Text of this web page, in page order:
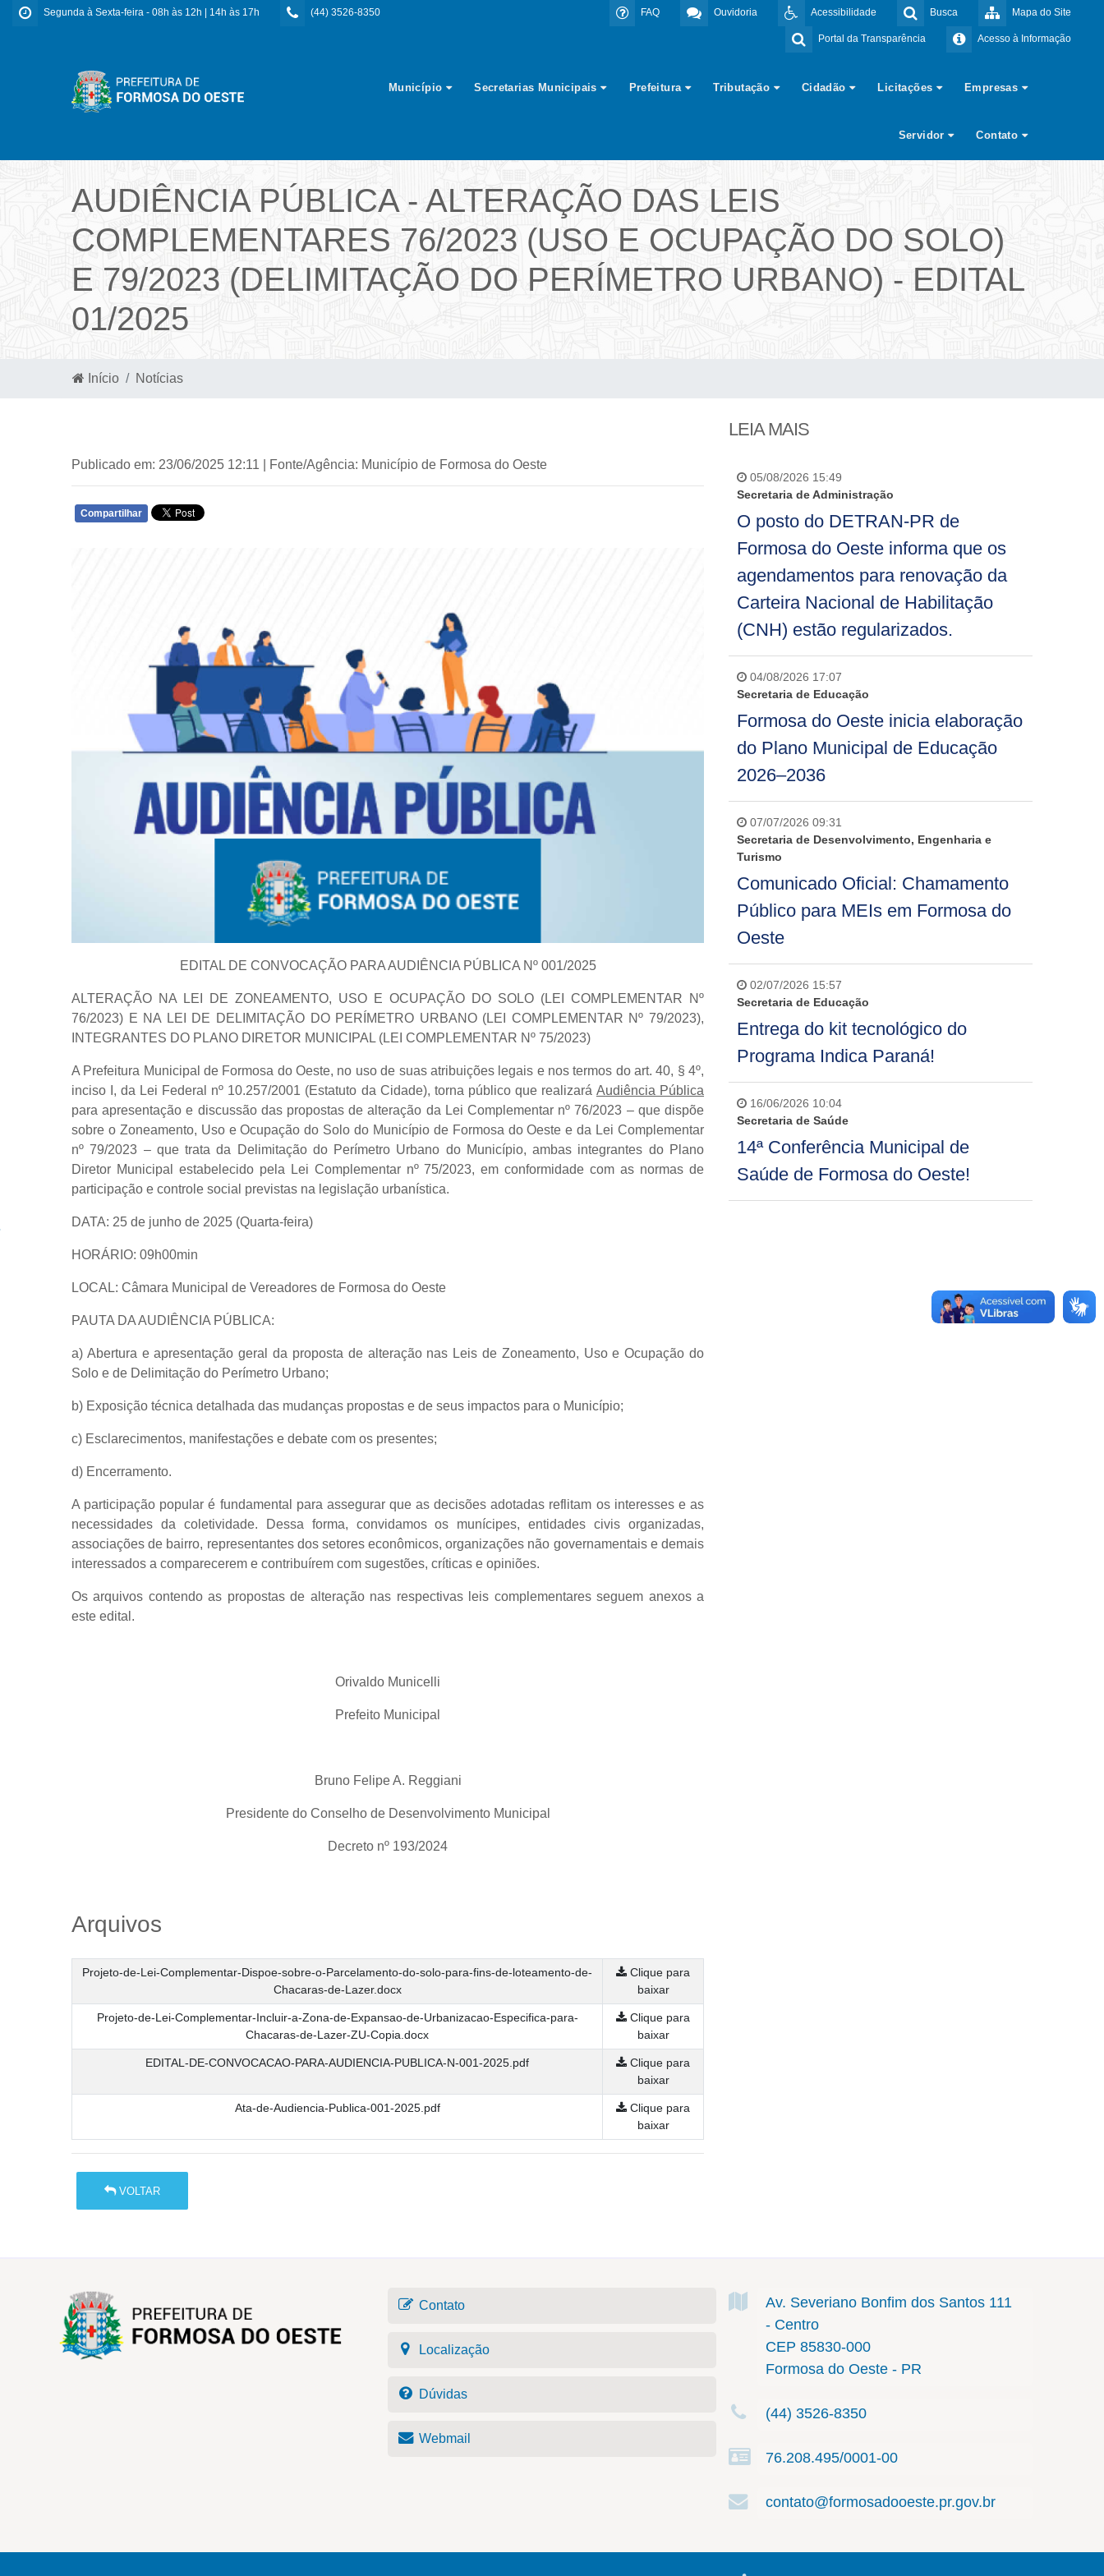
Segunda à Sexta-feira - 08h às 12h | 14h às 17h (44) 3526-8350 Mapa do Site
Busca
Acessibilidade
Ouvidoria
FAQ
Acesso à Informação
Portal da Transparência
Município Secretarias Municipais Prefeitura Tributação Cidadão Licitações Empresas
Servidor Contato
AUDIÊNCIA PÚBLICA - ALTERAÇÃO DAS LEIS
COMPLEMENTARES 76/2023 (USO E OCUPAÇÃO DO SOLO)
E 79/2023 (DELIMITAÇÃO DO PERÍMETRO URBANO) - EDITAL
01/2025
Início Notícias
Publicado em: 23/06/2025 12:11 | Fonte/Agência: Município de Formosa do Oeste
Compartilhar
EDITAL DE CONVOCAÇÃO PARA AUDIÊNCIA PÚBLICA Nº 001/2025
ALTERAÇÃO NA LEI DE ZONEAMENTO, USO E OCUPAÇÃO DO SOLO (LEI COMPLEMENTAR Nº
76/2023) E NA LEI DE DELIMITAÇÃO DO PERÍMETRO URBANO (LEI COMPLEMENTAR Nº 79/2023),
INTEGRANTES DO PLANO DIRETOR MUNICIPAL (LEI COMPLEMENTAR Nº 75/2023)
A Prefeitura Municipal de Formosa do Oeste, no uso de suas atribuições legais e nos termos do art. 40, § 4º,
inciso I, da Lei Federal nº 10.257/2001 (Estatuto da Cidade), torna público que realizará Audiência Pública
para apresentação e discussão das propostas de alteração da Lei Complementar nº 76/2023 – que dispõe
sobre o Zoneamento, Uso e Ocupação do Solo do Município de Formosa do Oeste e da Lei Complementar
nº 79/2023 – que trata da Delimitação do Perímetro Urbano do Município, ambas integrantes do Plano
Diretor Municipal estabelecido pela Lei Complementar nº 75/2023, em conformidade com as normas de
participação e controle social previstas na legislação urbanística.
DATA: 25 de junho de 2025 (Quarta-feira)
HORÁRIO: 09h00min
LOCAL: Câmara Municipal de Vereadores de Formosa do Oeste
PAUTA DA AUDIÊNCIA PÚBLICA:
a) Abertura e apresentação geral da proposta de alteração nas Leis de Zoneamento, Uso e Ocupação do
Solo e de Delimitação do Perímetro Urbano;
b) Exposição técnica detalhada das mudanças propostas e de seus impactos para o Município;
c) Esclarecimentos, manifestações e debate com os presentes;
d) Encerramento.
A participação popular é fundamental para assegurar que as decisões adotadas reflitam os interesses e as
necessidades da coletividade. Dessa forma, convidamos os munícipes, entidades civis organizadas,
associações de bairro, representantes dos setores econômicos, organizações não governamentais e demais
interessados a comparecerem e contribuírem com sugestões, críticas e opiniões.
Os arquivos contendo as propostas de alteração nas respectivas leis complementares seguem anexos a
este edital.
Orivaldo Municelli
Prefeito Municipal
Bruno Felipe A. Reggiani
Presidente do Conselho de Desenvolvimento Municipal
Decreto nº 193/2024
Arquivos
Projeto-de-Lei-Complementar-Dispoe-sobre-o-Parcelamento-do-solo-para-fins-de-loteamento-de-
Chacaras-de-Lazer.docx
Clique para
baixar
Projeto-de-Lei-Complementar-Incluir-a-Zona-de-Expansao-de-Urbanizacao-Especifica-para-
Chacaras-de-Lazer-ZU-Copia.docx
Clique para
baixar
EDITAL-DE-CONVOCACAO-PARA-AUDIENCIA-PUBLICA-N-001-2025.pdf
Clique para
baixar
Ata-de-Audiencia-Publica-001-2025.pdf
Clique para
baixar
VOLTAR
LEIA MAIS
05/08/2026 15:49
Secretaria de Administração
O posto do DETRAN-PR de
Formosa do Oeste informa que os
agendamentos para renovação da
Carteira Nacional de Habilitação
(CNH) estão regularizados.
04/08/2026 17:07
Secretaria de Educação
Formosa do Oeste inicia elaboração
do Plano Municipal de Educação
2026–2036
07/07/2026 09:31
Secretaria de Desenvolvimento, Engenharia e
Turismo
Comunicado Oficial: Chamamento
Público para MEIs em Formosa do
Oeste
02/07/2026 15:57
Secretaria de Educação
Entrega do kit tecnológico do
Programa Indica Paraná!
16/06/2026 10:04
Secretaria de Saúde
14ª Conferência Municipal de
Saúde de Formosa do Oeste!
Contato
Localização
Dúvidas
Webmail
Av. Severiano Bonfim dos Santos 111
- Centro
CEP 85830-000
Formosa do Oeste - PR
(44) 3526-8350
76.208.495/0001-00
contato@formosadooeste.pr.gov.br